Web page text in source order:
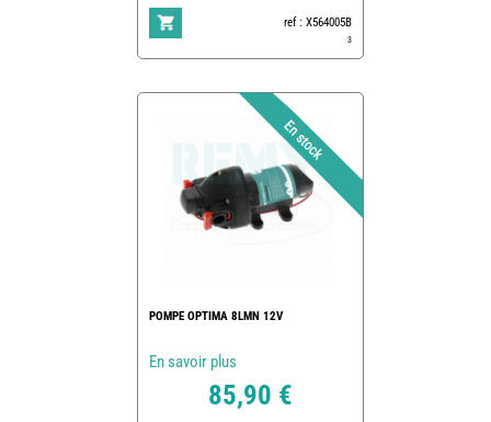
ref : X564005B
3
POMPE OPTIMA 8LMN 12V
En savoir plus
85,90 €